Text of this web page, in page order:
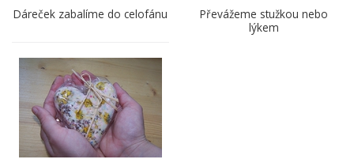
Dáreček zabalíme do celofánu
Převážeme stužkou nebo
lýkem